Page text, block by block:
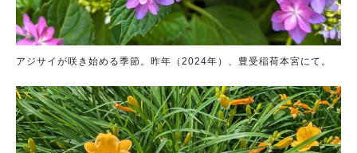
アジサイが咲き始める季節。昨年（2024年）、豊受稲荷本宮にて。